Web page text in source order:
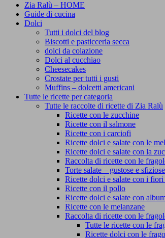
Zia Ralù – HOME
Guide di cucina
Dolci
Tutti i dolci del blog
Biscotti e pasticceria secca
dolci da colazione
Dolci al cucchiao
Cheesecakes
Crostate per tutti i gusti
Muffins – dolcetti americani
Tutte le ricette per categoria
Tutte le raccolte di ricette di Zia Ralù
Ricette con le zucchine
Ricette con il salmone
Ricette con i carciofi
Ricette dolci e salate con le
Ricette dolci e salate con la
Raccolta di ricette con le
Torte salate – gustose e sfiziose
Ricette dolci e salate con i fiori
Ricette con il pollo
Ricette dolci e salate con
Ricette con le melanzane
Raccolta di ricette con le
Tutte le ricette con le
Ricette dolci con le